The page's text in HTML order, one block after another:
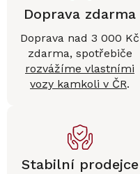
Doprava zdarma
Doprava nad 3 000 Kč
zdarma, spotřebiče
rozvážíme vlastními
vozy kamkoli v ČR.
Stabilní prodejce